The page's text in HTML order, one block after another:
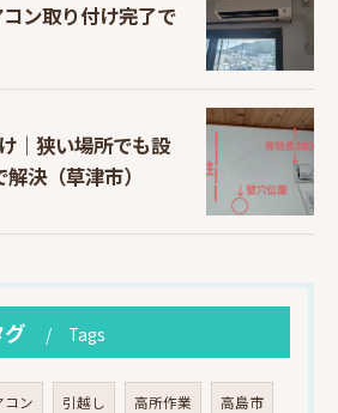
ン取り付け完了で
｜狭い場所でも設
決（草津市）
グ Tags
コン 引越し 高所作業 高島市